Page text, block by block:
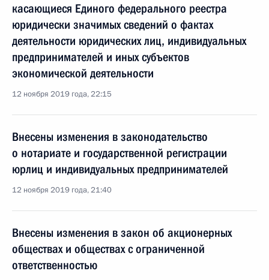
касающиеся Единого федерального реестра
юридически значимых сведений о фактах
деятельности юридических лиц, индивидуальных
предпринимателей и иных субъектов
экономической деятельности
12 ноября 2019 года, 22:15
Внесены изменения в законодательство
о нотариате и государственной регистрации
юрлиц и индивидуальных предпринимателей
12 ноября 2019 года, 21:40
Внесены изменения в закон об акционерных
обществах и обществах с ограниченной
ответственностью